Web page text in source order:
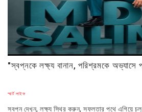
"স্বপ্নকে লক্ষ্য বানান, পরিশ্রমকে অভ্যাসে
স্মার্ট লাইফ
স্বপ্ন দেখুন, লক্ষ্য স্থির করুন, সফলতার পথে এগিয়ে